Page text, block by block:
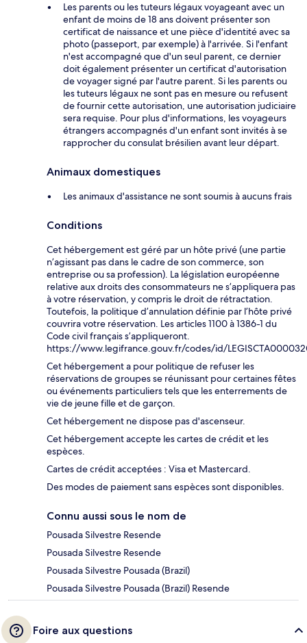
Les parents ou les tuteurs légaux voyageant avec un
enfant de moins de 18 ans doivent présenter son
certificat de naissance et une pièce d'identité avec sa
photo (passeport, par exemple) à l'arrivée. Si l'enfant
n'est accompagné que d'un seul parent, ce dernier
doit également présenter un certificat d'autorisation
de voyager signé par l'autre parent. Si les parents ou
les tuteurs légaux ne sont pas en mesure ou refusent
de fournir cette autorisation, une autorisation judiciaire
sera requise. Pour plus d'informations, les voyageurs
étrangers accompagnés d'un enfant sont invités à se
rapprocher du consulat brésilien avant leur départ.
Animaux domestiques
Les animaux d'assistance ne sont soumis à aucuns frais
Conditions
Cet hébergement est géré par un hôte privé (une partie
n’agissant pas dans le cadre de son commerce, son
entreprise ou sa profession). La législation européenne
relative aux droits des consommateurs ne s’appliquera pas
à votre réservation, y compris le droit de rétractation.
Toutefois, la politique d’annulation définie par l’hôte privé
couvrira votre réservation. Les articles 1100 à 1386-1 du
Code civil français s’appliqueront.
https://www.legifrance.gouv.fr/codes/id/
Cet hébergement a pour politique de refuser les
réservations de groupes se réunissant pour certaines fêtes
ou événements particuliers tels que les enterrements de
vie de jeune fille et de garçon.
Cet hébergement ne dispose pas d'ascenseur.
Cet hébergement accepte les cartes de crédit et les
espèces.
Cartes de crédit acceptées : Visa et Mastercard.
Des modes de paiement sans espèces sont disponibles.
Connu aussi sous le nom de
Pousada Silvestre Resende
Pousada Silvestre Resende
Pousada Silvestre Pousada (Brazil)
Pousada Silvestre Pousada (Brazil) Resende
Foire aux questions